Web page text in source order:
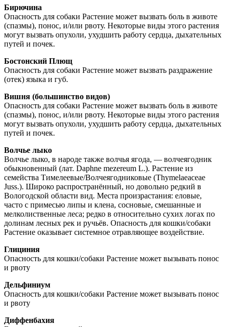
Бирючина
Опасность для собаки Растение может вызвать боль в животе
(спазмы), понос, и/или рвоту. Некоторые виды этого растения
могут вызвать опухоли, ухудшить работу сердца, дыхательных
путей и почек.
Бостонский Плющ
Опасность для собаки Растение может вызвать раздражение
(отек) языка и губ.
Вишня (большинство видов)
Опасность для собаки Растение может вызвать боль в животе
(спазмы), понос, и/или рвоту. Некоторые виды этого растения
могут вызвать опухоли, ухудшить работу сердца, дыхательных
путей и почек.
Волчье лыко
Волчье лыко, в народе также волчья ягода, — волчеягодник
обыкновенный (лат. Daphne mezereum L.). Растение из
семейства Тимелеевые/Волчеягодниковые (Thymelaeaceae
Juss.). Широко распространённый, но довольно редкий в
Вологодской области вид. Места произрастания: еловые,
часто с примесью липы и клена, сосновые, смешанные и
мелколиственные леса; редко в относительно сухих логах по
долинам лесных рек и ручьёв. Опасность для кошки/собаки
Растение оказывает системное отравляющее воздействие.
Глициния
Опасность для кошки/собаки Растение может вызывать понос
и рвоту
Дельфиниум
Опасность для кошки/собаки Растение может вызывать понос
и рвоту
Диффенбахия